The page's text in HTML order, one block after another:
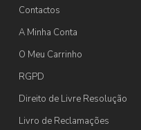
Contactos
A Minha Conta
O Meu Carrinho
RGPD
Direito de Livre Resolução
Livro de Reclamações